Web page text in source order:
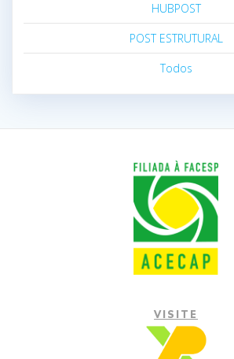
HUBPOST
POST ESTRUTURAL
Todos
VISITE